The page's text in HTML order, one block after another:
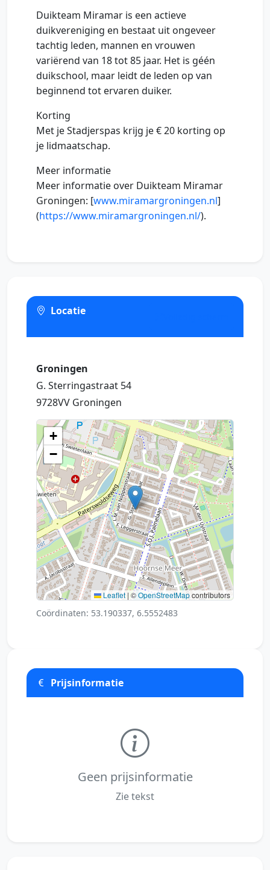
Duikteam Miramar is een actieve
duikvereniging en bestaat uit ongeveer
tachtig leden, mannen en vrouwen
variërend van 18 tot 85 jaar. Het is géén
duikschool, maar leidt de leden op van
beginnend tot ervaren duiker.
Korting
Met je Stadjerspas krijg je € 20 korting op
je lidmaatschap.
Meer informatie
Meer informatie over Duikteam Miramar
Groningen: [www.miramargroningen.nl]
(https://www.miramargroningen.nl/).
Locatie
Groningen
G. Sterringastraat 54
9728VV Groningen
+
−
Leaflet | ©OpenStreetMapcontributors
Coördinaten: 53.190337, 6.5552483
Prijsinformatie
Geen prijsinformatie
Zie tekst